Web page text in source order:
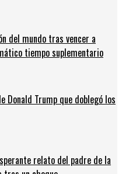
del mundo tras vencer a
tiempo suplementario
Donald Trump que doblegó los
relato del padre de la